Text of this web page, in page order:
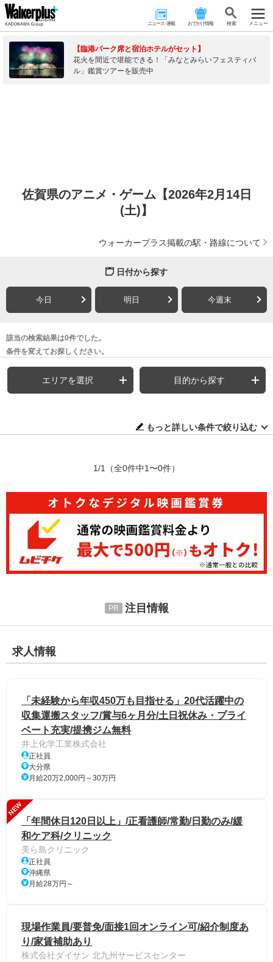
ニュース･連載 おでかけ情報 検 索 メニュー
【臨港パーク席と宿泊ホテルがセット】
花火を間近で堪能できる！「みなとみらいフェスティバ
ル」鑑賞ツアーを販売中
佐賀県のアニメ・ゲーム【2026年2月14日
(土)】
ウォーカープラス掲載の駅・路線について
日付から探す
今日 明日 今週末
該当の検索結果は0件でした。
条件を変えてお探しください。
エリアを選択 目的から探す
もっと詳しい条件で絞り込む
1/1 （全0件中1〜0件）
注目情報
求人情報
「未経験から年収450万も目指せる」20代活躍中の
収集運搬スタッフ/賞与6ヶ月分/土日祝休み・プライ
ベート充実/提携ジム無料
井上化学工業株式会社
正社員
大分県
月給20万2,000円～30万円
NEW
「年間休日120日以上」/正看護師/常勤/日勤のみ/緩
和ケア科/クリニック
美ら島クリニック
正社員
沖縄県
月給28万円～
現場作業員/要普免/面接1回オンライン可/紹介制度あ
り/家賃補助あり
株式会社ダイサン 北九州サービスセンター